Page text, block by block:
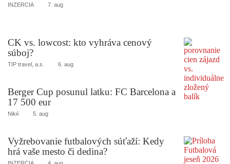
INZERCIA 7. aug
CK vs. lowcost: kto vyhráva cenový
súboj?
TIP travel, a.s. 6. aug
Berger Cup posunul latku: FC Barcelona a
17 500 eur
Niké 5. aug
Vyžrebovanie futbalových súťaží: Kedy
hrá vaše mesto či dedina?
INZERCIA 4. aug